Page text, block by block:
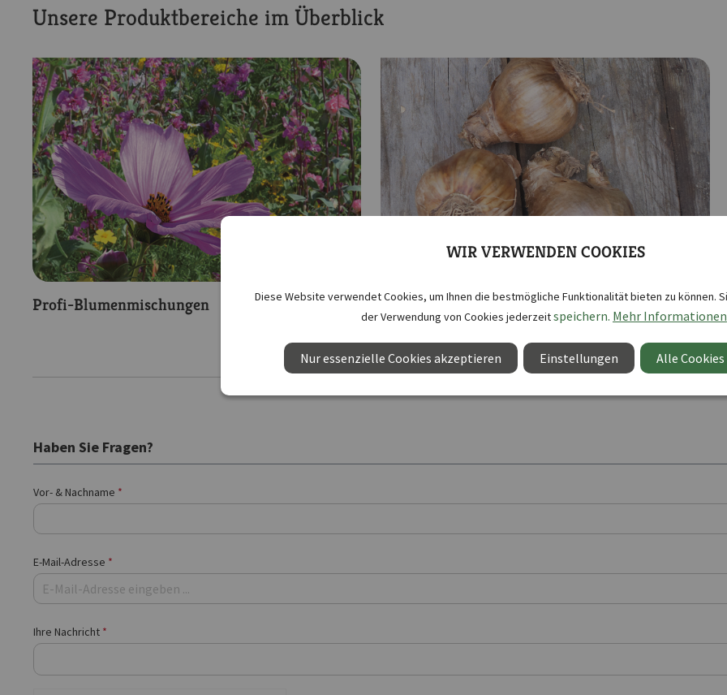
Unsere Produktbereiche im Überblick
Profi-Blumenmischungen Profi-Blumenzwiebeln
Haben Sie Fragen?
Vor- & Nachname *
E-Mail-Adresse *
Ihre Nachricht *
WIR VERWENDEN COOKIES
Diese Website verwendet Cookies, um Ihnen die bestmögliche Funktionalität bieten zu können.
der Verwendung von Cookies jederzeitspeichern. Mehr Informationen
Nur essenzielle Cookies akzeptieren Einstellungen Alle